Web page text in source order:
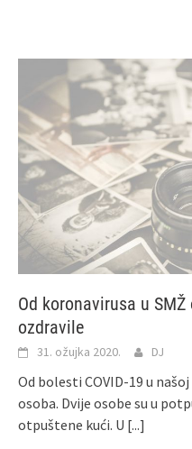
Od koronavirusa u
ozdravile
31. ožujka 2020. DJ
Od bolesti COVID-19 u
osoba. Dvije osobe su u
otpuštene kući. U [...]